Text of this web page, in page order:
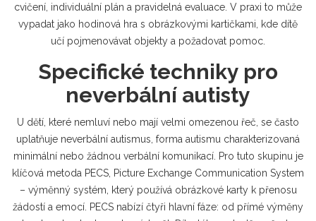
cvičení, individuální plán a pravidelná evaluace. V praxi to může
vypadat jako hodinová hra s obrázkovými kartičkami, kde dítě
učí pojmenovávat objekty a požadovat pomoc.
Specifické techniky pro
neverbální autisty
U dětí, které nemluví nebo mají velmi omezenou řeč, se často
uplatňuje neverbální autismus forma autismu charakterizovaná
minimální nebo žádnou verbální komunikací. Pro tuto skupinu je
klíčová metoda PECS Picture Exchange Communication System
– výměnný systém, který používá obrázkové karty k přenosu
žádostí a emocí . PECS nabízí čtyři hlavní fáze: od přímé výměny